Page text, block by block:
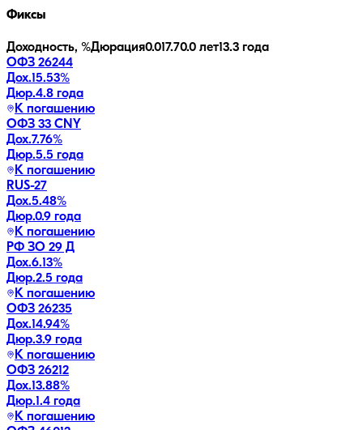
Фиксы
Доходность, %Дюрация0.017.70.0 лет13.3 года
ОФЗ 26244
Дох.15.53%
Дюр.4.8 года
К погашению
ОФЗ 33 CNY
Дох.7.76%
Дюр.5.5 года
К погашению
RUS-27
Дох.5.48%
Дюр.0.9 года
К погашению
РФ ЗО 29 Д
Дох.6.13%
Дюр.2.5 года
К погашению
ОФЗ 26235
Дох.14.94%
Дюр.3.9 года
К погашению
ОФЗ 26212
Дох.13.88%
Дюр.1.4 года
К погашению